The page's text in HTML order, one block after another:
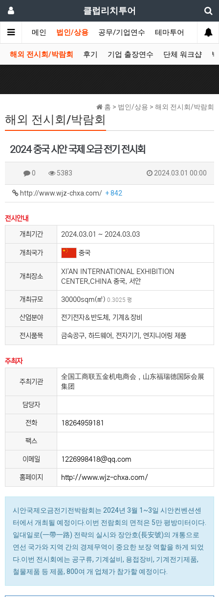
클럽리치투어
메인 법인/상용 공무/기업연수 테마투어 데이투
해외 전시회/박람회 후기 기업 출장연수 단체 워크샵
홈 > 법인/상용 > 해외 전시회/박람회
해외 전시회/박람회
2024 중국 시안 국제 오금 전기 전시회
0 5383 2024.03.01 00:00
http://www.wjz-chxa.com/ + 842
전시안내
개최기간
2024.03.01 ~ 2024.03.03
개최국가 중국
개최장소
XI'AN INTERNATIONAL EXHIBITION
CENTER,CHINA 중국, 서안
개최규모 30000sqm(㎡) 0.3025 평
산업분야 전기전자＆반도체, 기계＆장비
전시품목 금속공구, 하드웨어, 전자기기, 엔지니어링 제품
주최자
주최기관
全国工商联五金机电商会，山东福瑞德国际会展
集团
담당자
전화 18264959181
팩스
이메일 1226998418@qq.com
홈페이지 http://www.wjz-chxa.com/
시안국제오금전기전박람회는 2024년 3월 1~3일 시안컨벤션센
터에서 개최될 예정이다.이번 전람회의 면적은 5만 평방미터이다.
일대일로(一帶一路) 전략의 실시와 장안호(長安號)의 개통으로
연선 국가와 지역 간의 경제무역이 중요한 보장 역할을 하게 되었
다.이번 전시회에는 공구류, 기계설비, 용접장비, 기계전기제품,
철물제품 등 제품, 800여 개 업체가 참가할 예정이다.